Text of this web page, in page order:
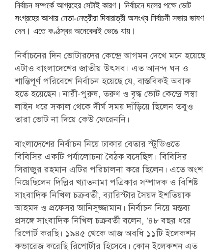
নির্বাচন সম্পর্কে আগ্রহের সেটাই কারণ। নির্বাচনে দলের পক্ষে ভোট
সংগ্রহের আশায় নেতা-নেত্রীরা দিবারাত্রী অসংখ্য নির্বাচনী সভায় ভাষণ
দেন। এতে কণ্ঠস্বর অনেকেরই ভেঙে যায়।
নির্বাচনের দিন ভোটারদের কেন্দ্রে আগমন দেখে মনে হয়েছে
এটাও বাংলাদেশের জাতীয় উৎসব। এত আনন্দ ঘন ও
শান্তিপূর্ণ পরিবেশে নির্বাচন হয়েছে যে, বাস্তবিকই অবাক
হতে হয়েছেন। নারী-পুরুষ, তরুণ ও বৃদ্ধ ভোট কেন্দ্রে লম্বা
লাইন ধরে সকাল থেকে দীর্ঘ সময় দাঁড়িয়ে ছিলেন তবুও
তারা ভোট না দিয়ে কেউ ফেরেননি।
বাংলাদেশের নির্বাচন নিয়ে ঢাকার বেতার স্টুডিওতে
বিবিসির একটি পর্যালোচনা বৈঠক বসেছিল। বিবিসির
সিরাজুর রহমান এটির পরিচালনা করে ছিলেন। এতে অংশ
নিয়েছিলেন দিল্লির খ্যাতনামা পত্রিকার সম্পাদক ও বিশিষ্ট
সাংবাদিক নিখিল চক্রবর্তী, ব্যারিস্টার সৈয়দ ইশতিয়াক
আহমদ ও প্রফেসর আনিসুজ্জামান। নির্বাচন নিয়ে মন্তব্য
প্রসঙ্গে সাংবাদিক নিখিল চক্রবর্তী বলেন, ’৪৮ বছর ধরে
রিপোর্ট করছি। ১৯৪৫ থেকে আজ অবধি ১১টি ইলেকশন
কভারেজ করেছি রিপোর্টার হিসেবে। কোন ইলেকশন এত